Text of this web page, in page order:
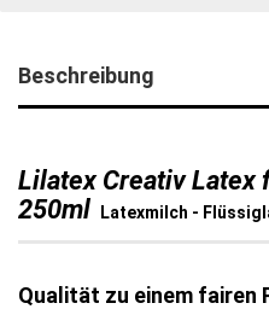
Beschreibung
Lilatex Creativ
250ml
Latexmilch -
Qualität zu einem fairen